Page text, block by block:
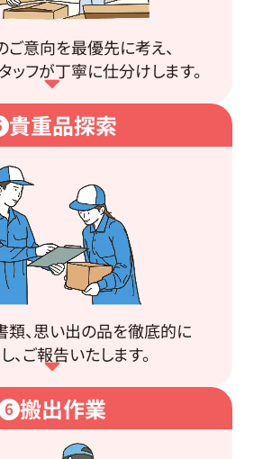
ご意向を最優先に考え、
ッフが丁寧に仕分けします。
貴重品探索
、思い出の品を徹底的に
、ご報告いたします。
6 搬出作業